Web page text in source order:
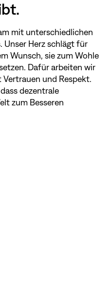
mit unterschiedlichen
Unser Herz schlägt für
Wunsch, sie zum Wohle
Dafür arbeiten wir
und Respekt.
dezentrale
zum Besseren